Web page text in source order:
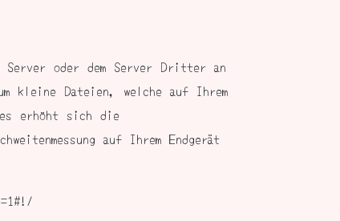
Server oder dem Server Dritter an
kleine Dateien, welche auf Ihrem
erhöht sich die
auf Ihrem Endgerät